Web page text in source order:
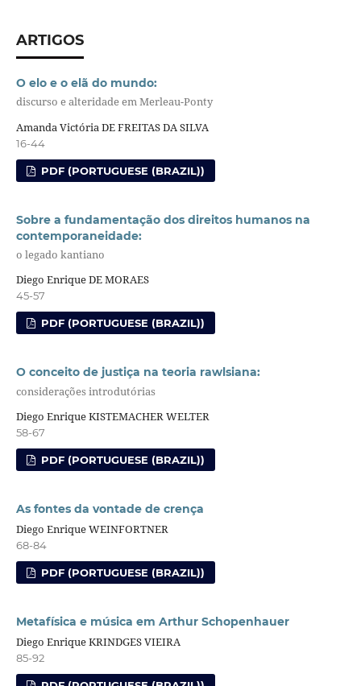
ARTIGOS
O elo e o elã do mundo:
discurso e alteridade em Merleau-Ponty
Amanda Victória DE FREITAS DA SILVA
16-44
PDF (PORTUGUESE (BRAZIL))
Sobre a fundamentação dos direitos humanos na
contemporaneidade:
o legado kantiano
Diego Enrique DE MORAES
45-57
PDF (PORTUGUESE (BRAZIL))
O conceito de justiça na teoria rawlsiana:
considerações introdutórias
Diego Enrique KISTEMACHER WELTER
58-67
PDF (PORTUGUESE (BRAZIL))
As fontes da vontade de crença
Diego Enrique WEINFORTNER
68-84
PDF (PORTUGUESE (BRAZIL))
Metafísica e música em Arthur Schopenhauer
Diego Enrique KRINDGES VIEIRA
85-92